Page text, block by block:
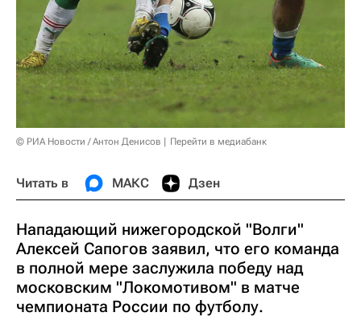
© РИА Новости / Антон Денисов Перейти в медиабанк
Читать в МАКС Дзен
Нападающий нижегородской "Волги"
Алексей Сапогов заявил, что его команда
в полной мере заслужила победу над
московским "Локомотивом" в матче
чемпионата России по футболу.